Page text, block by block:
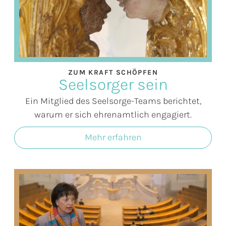
ZUM KRAFT SCHÖPFEN
Seelsorger sein
Ein Mitglied des Seelsorge-Teams berichtet,
warum er sich ehrenamtlich engagiert.
Mehr erfahren